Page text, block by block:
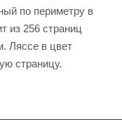
по периметру в
из 256 страниц
Ляссе в цвет
страницу.